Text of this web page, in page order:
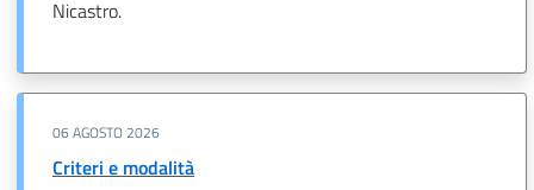
Nicastro.
06 AGOSTO 2026
Criteri e modalità